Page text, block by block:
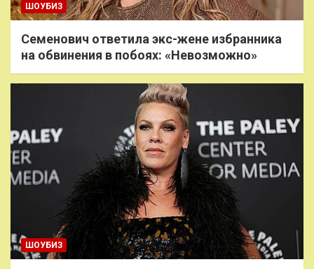
ШОУБИЗ
Семенович ответила экс-жене избранника
на обвинения в побоях: «Невозможно»
ШОУБИЗ